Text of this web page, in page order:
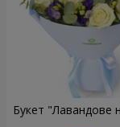
Букет "Лавандове